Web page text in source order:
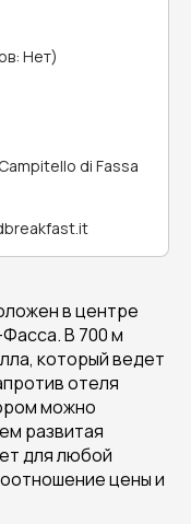
Нет)
di Fassa
в центре
В 700 м
который ведет
отеля
можно
развитая
для любой
цены и